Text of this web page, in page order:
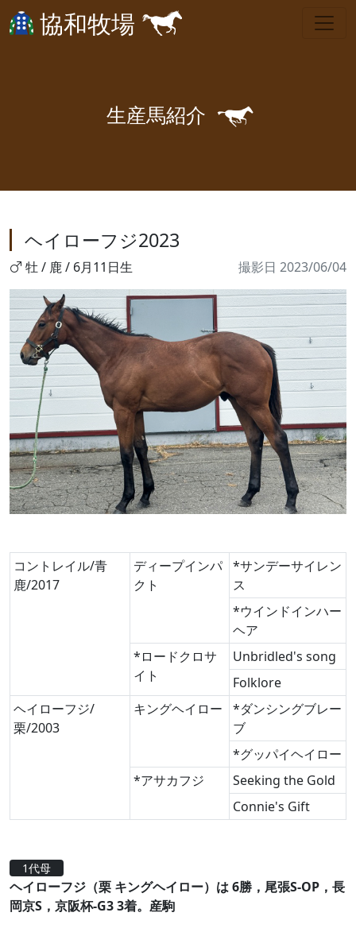
協和牧場
生産馬紹介 🐎
ヘイローフジ2023
牡 / 鹿 / 6月11日生 撮影日 2023/06/04
コントレイル/青
鹿/2017
ディープインパ
クト
*サンデーサイレン
ス
*ウインドインハー
ヘア
*ロードクロサ
イト
Unbridled's song
Folklore
ヘイローフジ/
栗/2003
キングヘイロー
*ダンシングブレー
ブ
*グッパイヘイロー
*アサカフジ
Seeking the Gold
Connie's Gift
1代母
ヘイローフジ（栗 キングヘイロー）は 6勝，尾張S-OP，長
岡京S，京阪杯-G3 3着。産駒